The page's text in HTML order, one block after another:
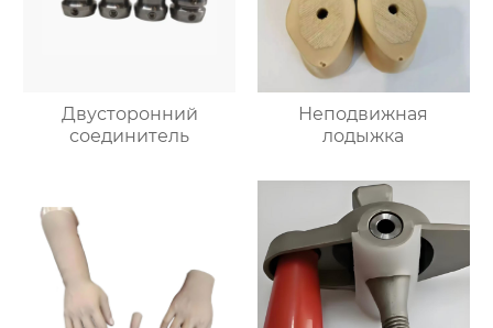
Двусторонний
соединитель
Неподвижная
лодыжка